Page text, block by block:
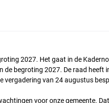
2027. Het gaat in de
de begroting 2027. De raad heeft
vergadering van 24 augustus
voor onze gemeente.